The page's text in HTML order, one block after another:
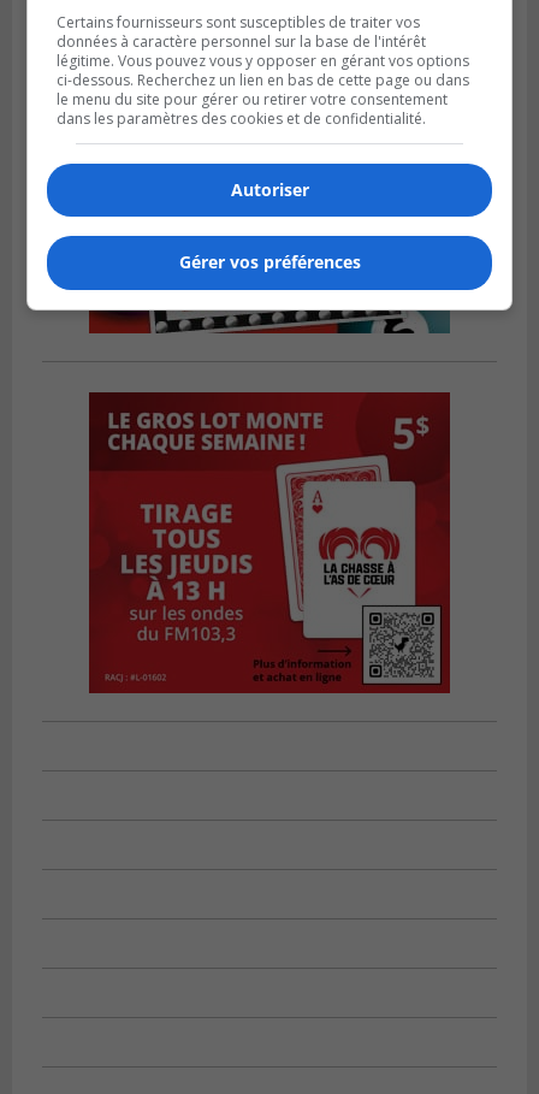
Certains fournisseurs sont susceptibles de traiter vos
données à caractère personnel sur la base de l'intérêt
légitime. Vous pouvez vous y opposer en gérant vos options
ci-dessous. Recherchez un lien en bas de cette page ou dans
le menu du site pour gérer ou retirer votre consentement
dans les paramètres des cookies et de confidentialité.
Autoriser
Gérer vos préférences